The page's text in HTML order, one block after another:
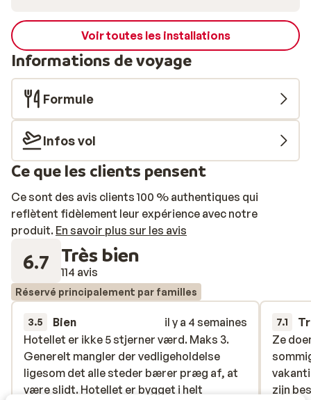
Voir toutes les installations
Informations de voyage
Formule
Infos vol
Ce que les clients pensent
Ce sont des avis clients 100 % authentiques qui
reflètent fidèlement leur expérience avec notre
produit. En savoir plus sur les avis
6.7 Très bien
114 avis
Réservé principalement par familles
3.5 Bien
il y a 4 semaines
Hotellet er ikke 5 stjerner værd. Maks 3.
Generelt mangler der vedligeholdelse
ligesom det alle steder bærer præg af, at
være slidt. Hotellet er bygget i helt
Hotellet er ikke 5 stjerner værd. Maks 3.
Generelt mangler der vedligeholdelse
ligesom det alle steder bærer præg af, at
være slidt. Hotellet er bygget i helt
7.1
Ze
zijn
Ze
zijn